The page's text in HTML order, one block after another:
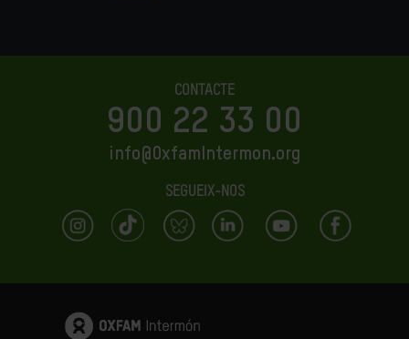
CONTACTE
900 22 33 00
info@OxfamIntermon.org
SEGUEIX-NOS